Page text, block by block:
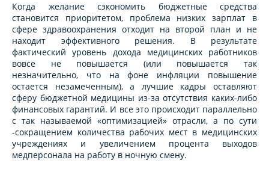
Когда желание сэкономить бюджетные средства
становится приоритетом, проблема низких зарплат в
сфере здравоохранения отходит на второй план и не
находит эффективного решения. В результате
фактический уровень дохода медицинских работников
вовсе не повышается (или повышается так
незначительно, что на фоне инфляции повышение
остается незамеченным), а лучшие кадры оставляют
сферу бюджетной медицины из-за отсутствия каких-либо
финансовых гарантий. И все это происходит параллельно
с так называемой «оптимизацией» отрасли, а по сути
-сокращением количества рабочих мест в медицинских
учреждениях и увеличением процента выходов
медперсонала на работу в ночную смену.